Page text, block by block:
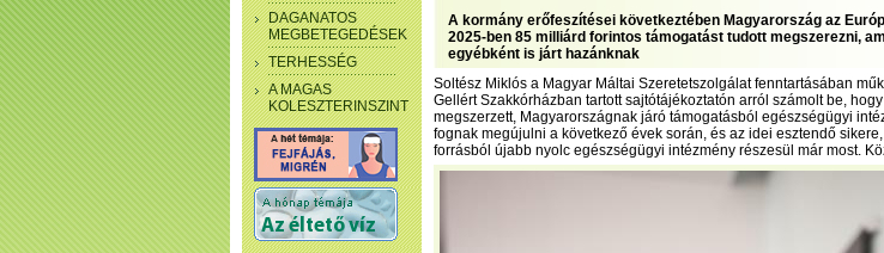
DAGANATOS
MEGBETEGEDÉSEK
TERHESSÉG
A MAGAS
KOLESZTERINSZINT
A kormány erőfeszítései következtében Magyarország az
2025-ben 85 milliárd forintos támogatást tudott megszerezni,
egyébként is járt hazánknak
Soltész Miklós a Magyar Máltai Szeretetszolgálat fenntartásában
Gellért Szakkórházban tartott sajtótájékoztatón arról számolt be,
megszerzett, Magyarországnak járó támogatásból egészségügyi
fognak megújulni a következő évek során, és az idei esztendő
forrásból újabb nyolc egészségügyi intézmény részesül már most.